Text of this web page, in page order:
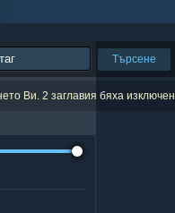
Търсене
Ви. 2 заглавия бяха